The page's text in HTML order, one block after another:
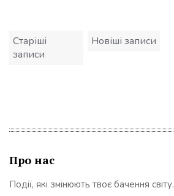
Навігація
за
Старіші
записи
Новіші записи
Про нас
Події, які змінюють твоє бачення світу.